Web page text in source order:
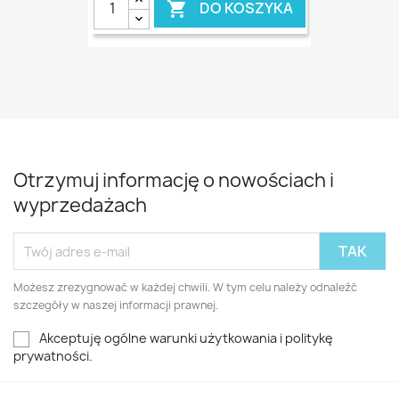
 DO KOSZYKA
Otrzymuj informację o nowościach i
wyprzedażach
Możesz zrezygnować w każdej chwili. W tym celu należy odnaleźć
szczegóły w naszej informacji prawnej.
Akceptuję ogólne warunki użytkowania i politykę
prywatności.